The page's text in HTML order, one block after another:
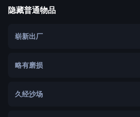
隐藏普通物品
崭新出厂
略有磨损
久经沙场